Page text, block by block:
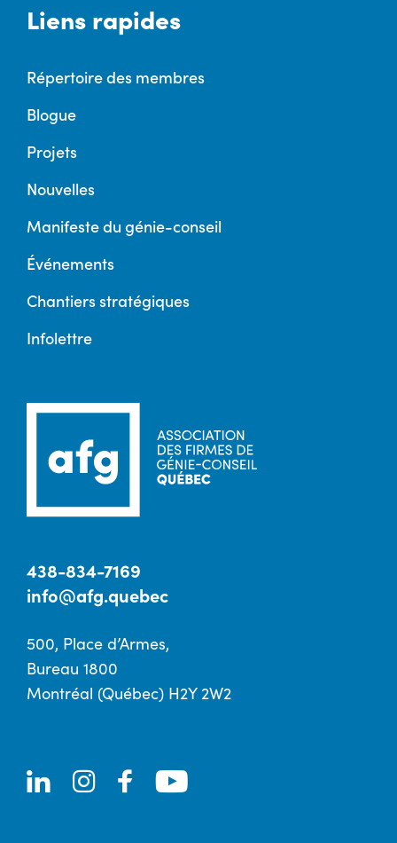
Liens rapides
Répertoire des membres
Blogue
Projets
Nouvelles
Manifeste du génie-conseil
Événements
Chantiers stratégiques
Infolettre
438-834-7169
info@afg.quebec
500, Place d’Armes,
Bureau 1800
Montréal (Québec) H2Y 2W2